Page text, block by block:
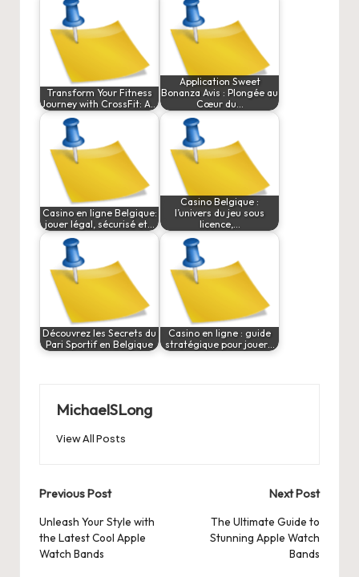
Transform Your Fitness
Journey with CrossFit: A…
Application Sweet
Bonanza Avis : Plongée au
Cœur du…
Casino en ligne Belgique:
jouer légal, sécurisé et…
Casino Belgique :
l’univers du jeu sous
licence,…
Découvrez les Secrets du
Pari Sportif en Belgique
Casino en ligne : guide
stratégique pour jouer…
MichaelSLong
View All Posts
Post
navigation
Previous Post
Unleash Your Style with
the Latest Cool Apple
Watch Bands
Next Post
The Ultimate Guide to
Stunning Apple Watch
Bands